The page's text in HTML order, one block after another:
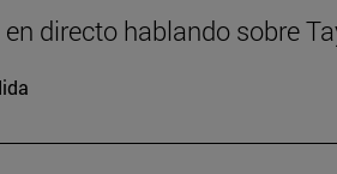
directo hablando sobre